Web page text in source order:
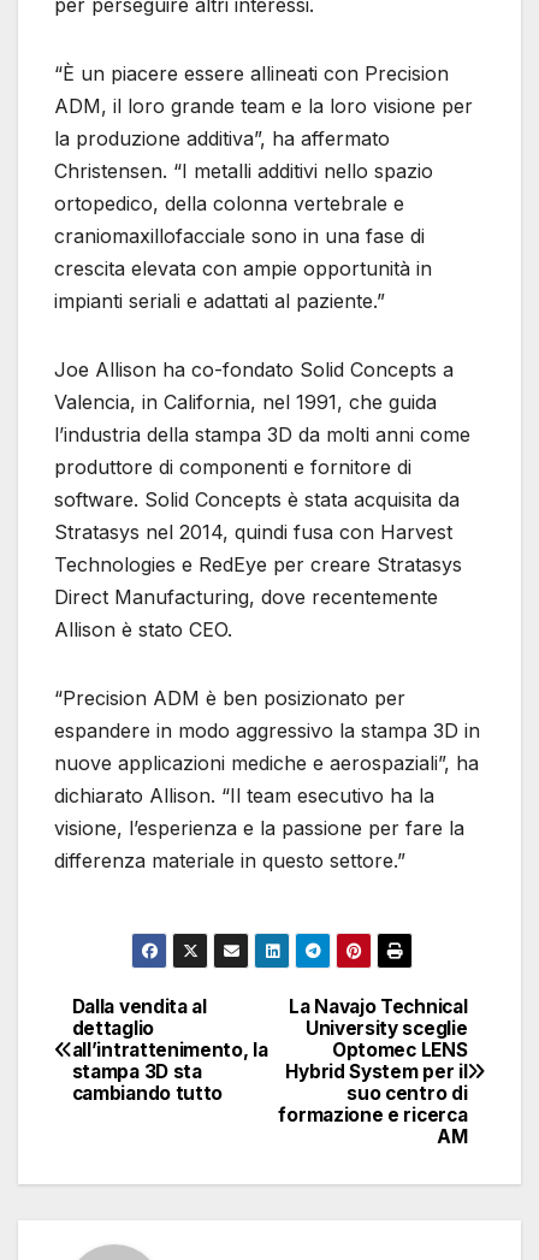
per perseguire altri interessi.
“È un piacere essere allineati con Precision
ADM, il loro grande team e la loro visione per
la produzione additiva”, ha affermato
Christensen. “I metalli additivi nello spazio
ortopedico, della colonna vertebrale e
craniomaxillofacciale sono in una fase di
crescita elevata con ampie opportunità in
impianti seriali e adattati al paziente.”
Joe Allison ha co-fondato Solid Concepts a
Valencia, in California, nel 1991, che guida
l’industria della stampa 3D da molti anni come
produttore di componenti e fornitore di
software. Solid Concepts è stata acquisita da
Stratasys nel 2014, quindi fusa con Harvest
Technologies e RedEye per creare Stratasys
Direct Manufacturing, dove recentemente
Allison è stato CEO.
“Precision ADM è ben posizionato per
espandere in modo aggressivo la stampa 3D in
nuove applicazioni mediche e aerospaziali”, ha
dichiarato Allison. “Il team esecutivo ha la
visione, l’esperienza e la passione per fare la
differenza materiale in questo settore.”
Navigazione
articoli
La Navajo Technical
University sceglie
Optomec LENS
Hybrid System per il
suo centro di
formazione e ricerca
AM
Dalla vendita al
dettaglio
all’intrattenimento, la
stampa 3D sta
cambiando tutto